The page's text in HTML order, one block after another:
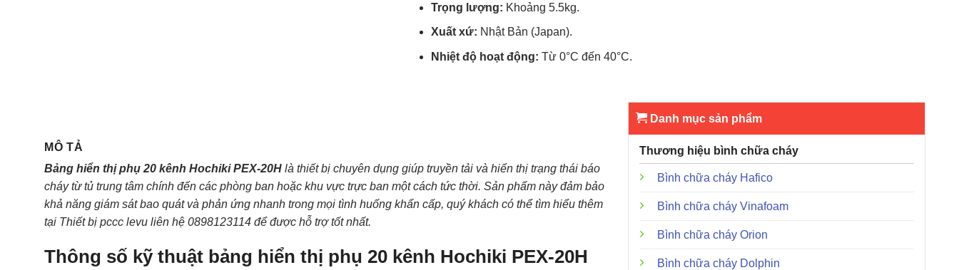
Trọng lượng: Khoảng 5.5kg.
Xuất xứ: Nhật Bản (Japan).
Nhiệt độ hoạt động: Từ 0°C đến 40°C.
MÔ TẢ
Bảng hiển thị phụ 20 kênh Hochiki PEX-20H là thiết bị chuyên dụng giúp truyền tải và hiển thị trạng thái báo
cháy từ tủ trung tâm chính đến các phòng ban hoặc khu vực trực ban một cách tức thời. Sản phẩm này đảm bảo
khả năng giám sát bao quát và phản ứng nhanh trong mọi tình huống khẩn cấp, quý khách có thể tìm hiểu thêm
tại Thiết bị pccc levu liên hệ 0898123114 để được hỗ trợ tốt nhất.
Thông số kỹ thuật bảng hiển thị phụ 20 kênh Hochiki PEX-20H
Danh mục sản phẩm
Thương hiệu bình chữa cháy
Bình chữa cháy Hafico
Bình chữa cháy Vinafoam
Bình chữa cháy Orion
Bình chữa cháy Dolphin